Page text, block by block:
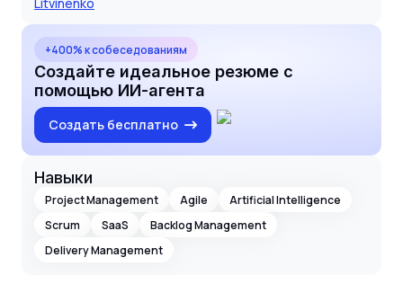
+400% к собеседованиям
Создайте идеальное резюме с
помощью ИИ-агента
Создать бесплатно
Навыки
Project Management Agile
Artificial Intelligence
Scrum
SaaS
Backlog Management
Delivery Management